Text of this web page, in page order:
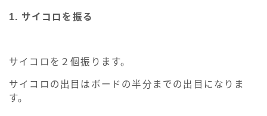
1. サイコロを振る
サイコロを２個振ります。
サイコロの出目はボードの半分までの出目になりま
す。